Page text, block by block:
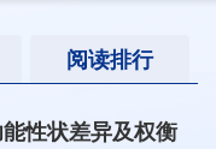
阅读排行
性状差异及权衡